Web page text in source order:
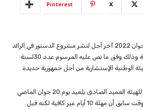
X
Pinterest
سيكون غدا الخميس 30 حوان 2022 آخر أجل لنشر مشروع الدستور في الرائد
الرسمي للجمهورية التونسية وذلك وفق ما نص عليه المرسوم عدد 30لسنة
وقد سلم الرئيس المنسق للهيئة العميد الصادق بلعيد يوم 20 جوان الماضي
مسودة الدستور وقال في وقت سابق أن مهلة 10 أيام غير كافية لكنه قبل